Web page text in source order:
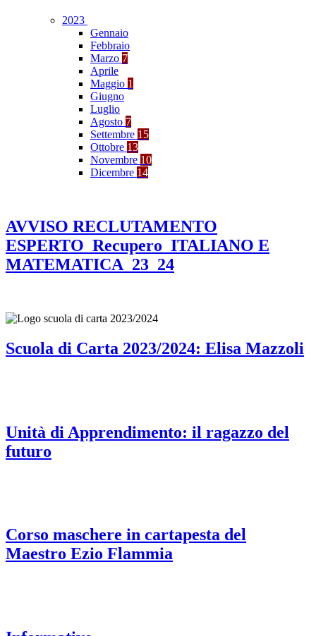
2023
Gennaio
Febbraio
Marzo 7
Aprile
Maggio 1
Giugno
Luglio
Agosto 7
Settembre 15
Ottobre 13
Novembre 10
Dicembre 14
AVVISO RECLUTAMENTO
ESPERTO_Recupero_ITALIANO E
MATEMATICA_23_24
Scuola di Carta 2023/2024: Elisa Mazzoli
Unità di Apprendimento: il ragazzo del
futuro
Corso maschere in cartapesta del
Maestro Ezio Flammia